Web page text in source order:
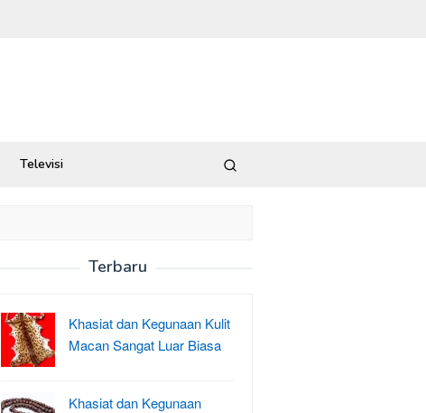
Televisi
Terbaru
Khasiat dan Kegunaan Kulit
Macan Sangat Luar Biasa
Khasiat dan Kegunaan